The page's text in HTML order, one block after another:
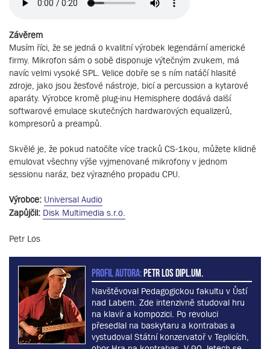
Závěrem
Musím říci, že se jedná o kvalitní výrobek legendární americké
firmy. Mikrofon sám o sobě disponuje výtečným zvukem, má
navíc velmi vysoké SPL. Velice dobře se s ním natáčí hlasité
zdroje, jako jsou žesťové nástroje, bicí a percussion a kytarové
aparáty. Výrobce kromě plug-inu Hemisphere dodává další
softwarové emulace skutečných hardwarových equalizerů,
kompresorů a preampů.
Skvělé je, že pokud natočíte více tracků CS-1kou, můžete klidně
emulovat všechny výše vyjmenované mikrofony v jednom
sessionu naráz, bez výrazného propadu CPU.
Výrobce: Universal Audio
Zapůjčil: Disk Multimedia s.r.o.
Petr Los
PROFIL AUTORA:Petr Los dipl.um.
Navštěvoval Pedagogickou fakultu v Ůstí
nad Labem. Zde intenzivně studoval hru
na klavír a kompozici. Po revoluci
přesedlal na baskytaru a kontrabas a
vystudoval Státní konzervatoř v Teplicích,